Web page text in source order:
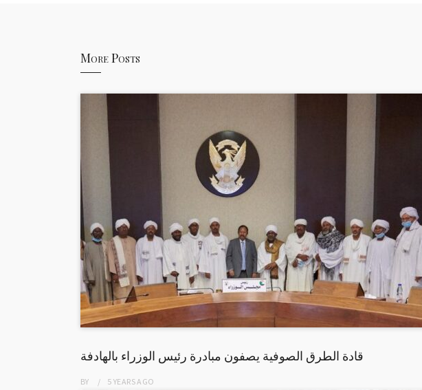
More Posts
قادة الطرق الصوفية يصفون مبادرة رئيس الوزراء بالهادفة
BY 5 YEARSAGO